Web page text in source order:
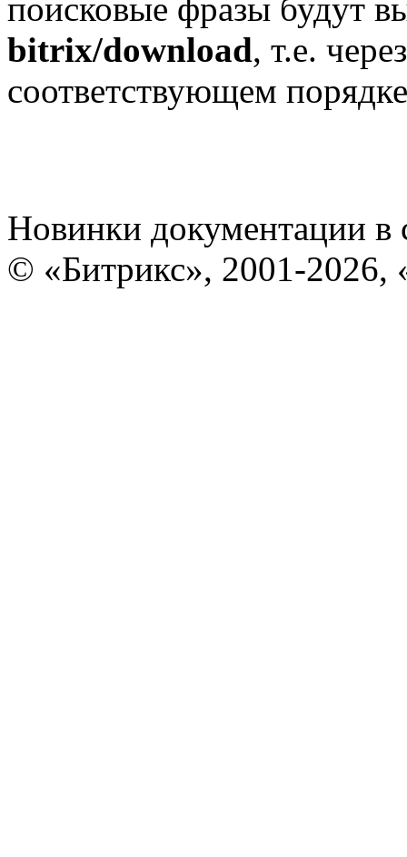
поисковые фразы будут
bitrix/download, т.е.
соответствующем
Новинки документации в
© «Битрикс», 2001-2026,